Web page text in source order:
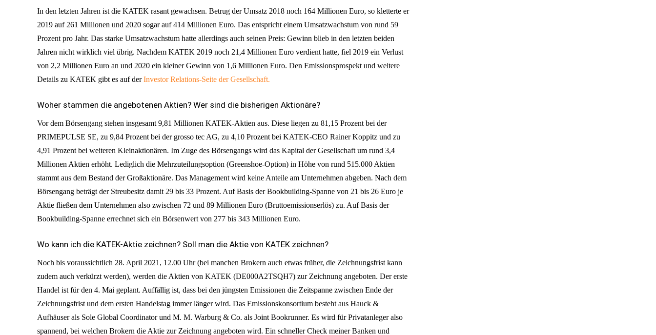
In den letzten Jahren ist die KATEK rasant gewachsen. Betrug der Umsatz 2018 noch 164 Millionen Euro, so kletterte er
2019 auf 261 Millionen und 2020 sogar auf 414 Millionen Euro. Das entspricht einem Umsatzwachstum von rund 59
Prozent pro Jahr. Das starke Umsatzwachstum hatte allerdings auch seinen Preis: Gewinn blieb in den letzten beiden
Jahren nicht wirklich viel übrig. Nachdem KATEK 2019 noch 21,4 Millionen Euro verdient hatte, fiel 2019 ein Verlust
von 2,2 Millionen Euro an und 2020 ein kleiner Gewinn von 1,6 Millionen Euro. Den Emissionsprospekt und weitere
Details zu KATEK gibt es auf derInvestor Relations-Seite der Gesellschaft.
Woher stammen die angebotenen Aktien? Wer sind die bisherigen Aktionäre?
Vor dem Börsengang stehen insgesamt 9,81 Millionen KATEK-Aktien aus. Diese liegen zu 81,15 Prozent bei der
PRIMEPULSE SE, zu 9,84 Prozent bei der grosso tec AG, zu 4,10 Prozent bei KATEK-CEO Rainer Koppitz und zu
4,91 Prozent bei weiteren Kleinaktionären. Im Zuge des Börsengangs wird das Kapital der Gesellschaft um rund 3,4
Millionen Aktien erhöht. Lediglich die Mehrzuteilungsoption (Greenshoe-Option) in Höhe von rund 515.000 Aktien
stammt aus dem Bestand der Großaktionäre. Das Management wird keine Anteile am Unternehmen abgeben. Nach dem
Börsengang beträgt der Streubesitz damit 29 bis 33 Prozent. Auf Basis der Bookbuilding-Spanne von 21 bis 26 Euro je
Aktie fließen dem Unternehmen also zwischen 72 und 89 Millionen Euro (Bruttoemissionserlös) zu. Auf Basis der
Bookbuilding-Spanne errechnet sich ein Börsenwert von 277 bis 343 Millionen Euro.
Wo kann ich die KATEK-Aktie zeichnen? Soll man die Aktie von KATEK zeichnen?
Noch bis voraussichtlich 28. April 2021, 12.00 Uhr (bei manchen Brokern auch etwas früher, die Zeichnungsfrist kann
zudem auch verkürzt werden), werden die Aktien von KATEK (DE000A2TSQH7) zur Zeichnung angeboten. Der erste
Handel ist für den 4. Mai geplant. Auffällig ist, dass bei den jüngsten Emissionen die Zeitspanne zwischen Ende der
Zeichnungsfrist und dem ersten Handelstag immer länger wird. Das Emissionskonsortium besteht aus Hauck &
Aufhäuser als Sole Global Coordinator und M. M. Warburg & Co. als Joint Bookrunner. Es wird für Privatanleger also
spannend, bei welchen Brokern die Aktie zur Zeichnung angeboten wird. Ein schneller Check meiner Banken und